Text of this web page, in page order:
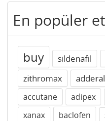
En popüler
buy sildenafil
zithromax
accutane
adipex
xanax
baclofen